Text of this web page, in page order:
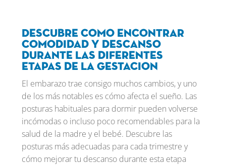
Descubre como encontrar
comodidad y descanso
durante las diferentes
etapas de la gestacion
El embarazo trae consigo muchos cambios, y uno
de los más notables es cómo afecta el sueño. Las
posturas habituales para dormir pueden volverse
incómodas o incluso poco recomendables para la
salud de la madre y el bebé. Descubre las
posturas más adecuadas para cada trimestre y
cómo mejorar tu descanso durante esta etapa